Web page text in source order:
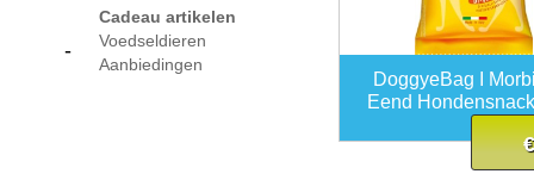
Cadeau artikelen
Voedseldieren
Aanbiedingen
-
DoggyeBag I
Eend